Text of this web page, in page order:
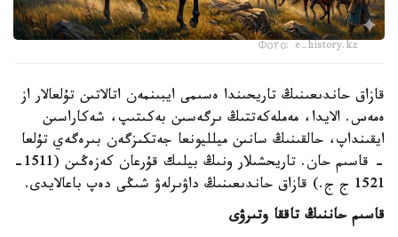
Фото: e-history.kz
قازاق حاندىعىنىڭ تاريحىندا ەسىمى ايبىنمەن اتالاتىن تۇلعالار از
ەمەس. الايدا، مەملەكەتتىڭ ىرگەسىن بەكىتىپ، شەكاراسىن
ايقىنداپ، حالقىنىڭ سانىن ميلليونعا جەتكىزگەن بىرەگەي تۇلعا
- قاسىم حان. تاريحشىلار ونىڭ بيلىك قۇرعان كەزەڭىن (1511-
1521 ج ج.) قازاق حاندىعىنىڭ داۋىرلەۋ شىڭى دەپ باعالايدى.
قاسىم حاننىڭ تاققا وتىرۋى